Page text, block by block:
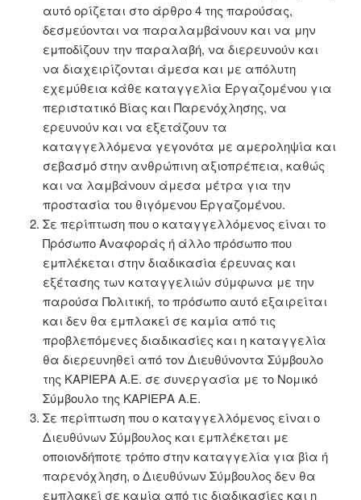
αυτό ορίζεται στο άρθρο 4 της παρούσας,
δεσμεύονται να παραλαμβάνουν και να μην
εμποδίζουν την παραλαβή, να διερευνούν και
να διαχειρίζονται άμεσα και με απόλυτη
εχεμύθεια κάθε καταγγελία Εργαζομένου για
περιστατικό Βίας και Παρενόχλησης, να
ερευνούν και να εξετάζουν τα
καταγγελλόμενα γεγονότα με αμεροληψία και
σεβασμό στην ανθρώπινη αξιοπρέπεια, καθώς
και να λαμβάνουν άμεσα μέτρα για την
προστασία του θιγόμενου Εργαζομένου.
Σε περίπτωση που ο καταγγελλόμενος είναι το
Πρόσωπο Αναφοράς ή άλλο πρόσωπο που
εμπλέκεται στην διαδικασία έρευνας και
εξέτασης των καταγγελιών σύμφωνα με την
παρούσα Πολιτική, το πρόσωπο αυτό εξαιρείται
και δεν θα εμπλακεί σε καμία από τις
προβλεπόμενες διαδικασίες και η καταγγελία
θα διερευνηθεί από τον Διευθύνοντα Σύμβουλο
της ΚΑΡΙΕΡΑ Α.Ε. σε συνεργασία με το Νομικό
Σύμβουλο της ΚΑΡΙΕΡΑ Α.Ε.
Σε περίπτωση που ο καταγγελλόμενος είναι ο
Διευθύνων Σύμβουλος και εμπλέκεται με
οποιονδήποτε τρόπο στην καταγγελία για βία ή
παρενόχληση, ο Διευθύνων Σύμβουλος δεν θα
εμπλακεί σε καμία από τις διαδικασίες και η